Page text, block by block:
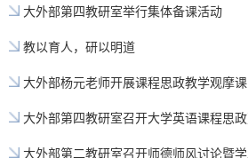
大外部第四教研室举行集体备课活动
教以育人，研以明道
大外部杨元老师开展课程思政教学观摩课